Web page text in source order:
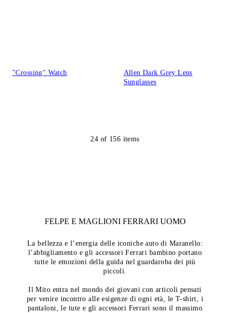
"Crossing" Watch
Allen Dark Grey Lens
Sunglasses
24 of 156 items
FELPE E MAGLIONI FERRARI UOMO
La bellezza e l’energia delle iconiche auto di Maranello:
l’abbigliamento e gli accessori Ferrari bambino portano
tutte le emozioni della guida nel guardaroba dei più
piccoli.
Il Mito entra nel mondo dei giovani con articoli pensati
per venire incontro alle esigenze di ogni età, le T-shirt, i
pantaloni, le tute e gli accessori Ferrari sono il massimo